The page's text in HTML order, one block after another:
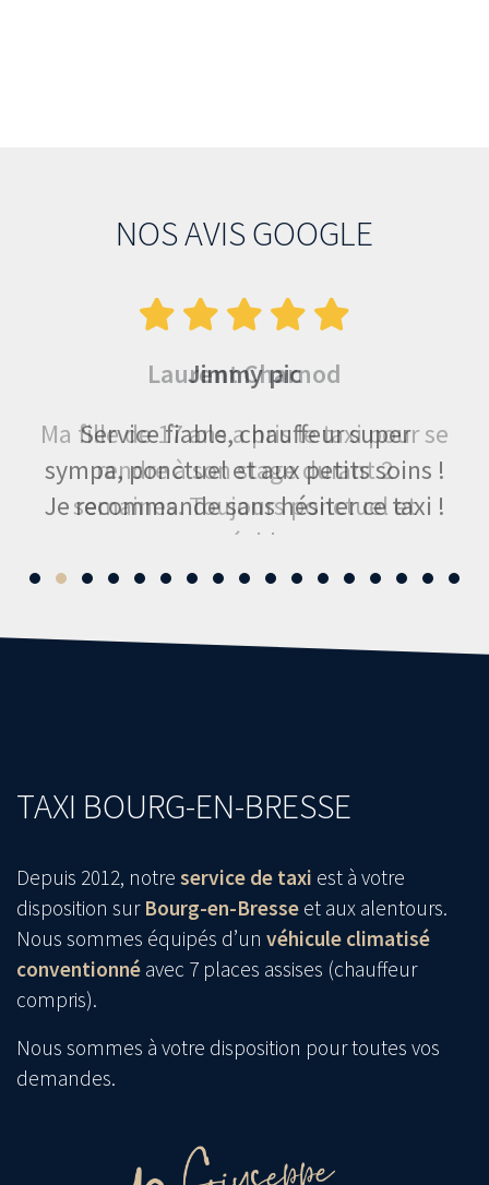
NOS AVIS GOOGLE
Laurent Charnod
Ma fille de 17 ans a pris le taxi pour se
rendre à son stage durant 2
semaines. Toujours ponctuel et
agréable.
Merci
Jimmy pic
Service fiable, chauffeur super
sympa, ponctuel et aux petits soins !
Je recommande sans hésiter ce taxi !
TAXI BOURG-EN-BRESSE
Depuis 2012, notre service de taxi est à votre
disposition sur Bourg-en-Bresse
et aux alentours.
Nous sommes équipés d’un
véhicule climatisé
conventionné avec 7 places assises (chauffeur
compris).
Nous sommes à votre disposition pour toutes vos
demandes.